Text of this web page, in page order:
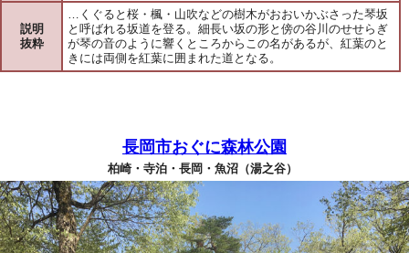
説明
抜粋
…くぐると桜・楓・山吹などの樹木がおおいかぶさった琴坂
と呼ばれる坂道を登る。細長い坂の形と傍の谷川のせせらぎ
が琴の音のように響くところからこの名があるが、紅葉のと
きには両側を紅葉に囲まれた道となる。
長岡市おぐに森林公園
柏崎・寺泊・長岡・魚沼（湯之谷）